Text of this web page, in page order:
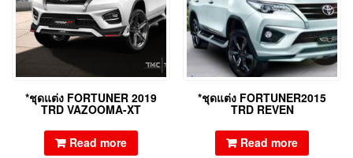
*ชุดแต่ง FORTUNER 2019
TRD VAZOOMA-XT
Read more
*ชุดแต่ง FORTUNER2015
TRD REVEN
Read more